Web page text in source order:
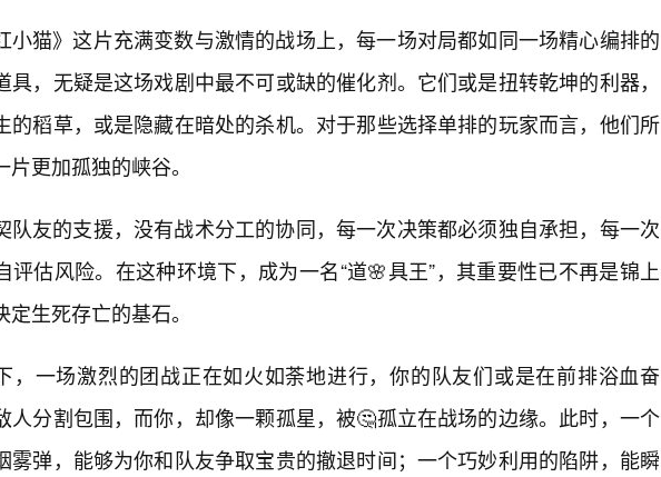
小猫》这片充满变数与激情的战场上，每一场对局都如同一场精心编排的
具，无疑是这场戏剧中最不可或缺的催化剂。它们或是扭转乾坤的利器，
的稻草，或是隐藏在暗处的杀机。对于那些选择单排的玩家而言，他们所
更加孤独的峡谷。
队友的支援，没有战术分工的协同，每一次决策都必须独自承担，每一次
评估风险。在这种环境下，成为一名“道🌸具王”，其重要性已不再是锦上
生死存亡的基石。
，一场激烈的团战正在如火如荼地进行，你的队友们或是在前排浴血奋
人分割包围，而你，却像一颗孤星，被🤔孤立在战场的边缘。此时，一个
雾弹，能够为你和队友争取宝贵的撤退时间；一个巧妙利用的陷阱，能瞬